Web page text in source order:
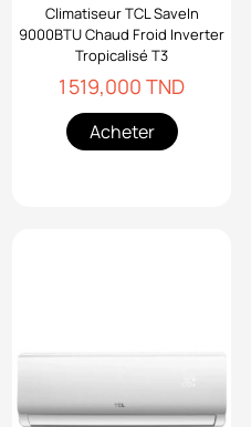
Climatiseur TCL SaveIn
9000BTU Chaud Froid Inverter
Tropicalisé T3
1 519,000 TND
Acheter